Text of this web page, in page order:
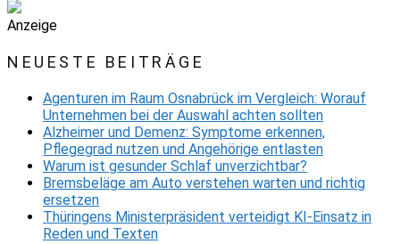
Anzeige
NEUESTE BEITRÄGE
Agenturen im Raum Osnabrück im Vergleich: Worauf
Unternehmen bei der Auswahl achten sollten
Alzheimer und Demenz: Symptome erkennen,
Pflegegrad nutzen und Angehörige entlasten
Warum ist gesunder Schlaf unverzichtbar?
Bremsbeläge am Auto verstehen warten und richtig
ersetzen
Thüringens Ministerpräsident verteidigt KI-Einsatz in
Reden und Texten